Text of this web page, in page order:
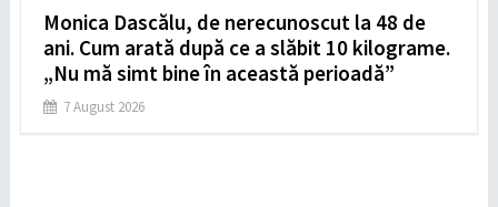
Monica Dascălu, de nerecunoscut la 48 de
ani. Cum arată după ce a slăbit 10 kilograme.
„Nu mă simt bine în această perioadă”
7 August 2026